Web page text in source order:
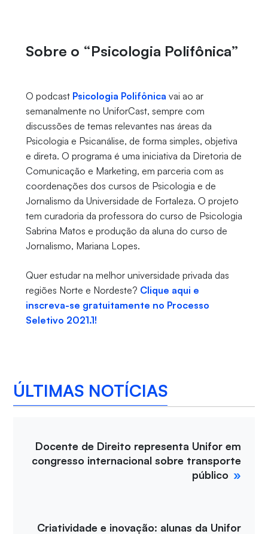
Sobre o “Psicologia Polifônica”
O podcast Psicologia Polifônica vai ao ar
semanalmente no UniforCast, sempre com
discussões de temas relevantes nas áreas da
Psicologia e Psicanálise, de forma simples, objetiva
e direta. O programa é uma iniciativa da Diretoria de
Comunicação e Marketing, em parceria com as
coordenações dos cursos de Psicologia e de
Jornalismo da Universidade de Fortaleza. O projeto
tem curadoria da professora do curso de Psicologia
Sabrina Matos e produção da aluna do curso de
Jornalismo, Mariana Lopes.
Quer estudar na melhor universidade privada das
regiões Norte e Nordeste? Clique aqui e
inscreva-se gratuitamente no Processo
Seletivo 2021.1!
ÚLTIMAS NOTÍCIAS
Docente de Direito representa Unifor em
congresso internacional sobre transporte
público
Criatividade e inovação: alunas da Unifor